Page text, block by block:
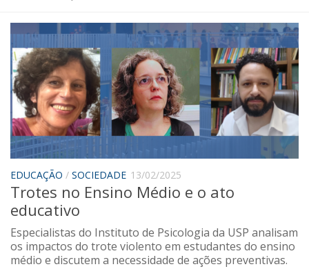
Arte e Cultura
Bio
Saúde
Seções
Mural do IP
Perfil
Commentor
Lançamento
Psico-HQ
EDUCAÇÃO / SOCIEDADE 13/02/2025
Trotes no Ensino Médio e o ato
educativo
Especialistas do Instituto de Psicologia da USP analisam
os impactos do trote violento em estudantes do ensino
médio e discutem a necessidade de ações preventivas.